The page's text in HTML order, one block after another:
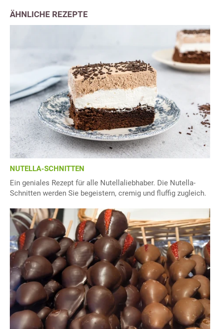
ÄHNLICHE REZEPTE
NUTELLA-SCHNITTEN
Ein geniales Rezept für alle Nutellaliebhaber. Die Nutella-
Schnitten werden Sie begeistern, cremig und fluffig zugleich.